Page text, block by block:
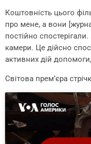
Коштовність цього
про мене, а вони
постійно
камери. Це дійсно
активних дій
Світова премʼєра